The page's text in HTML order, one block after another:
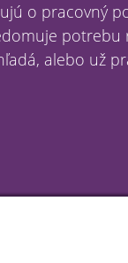
o pracovný
potrebu
alebo už